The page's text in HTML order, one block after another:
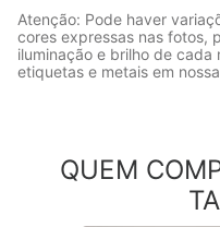
Atenção: Pode haver
cores expressas nas fotos,
iluminação e brilho de
etiquetas e metais em
QUEM